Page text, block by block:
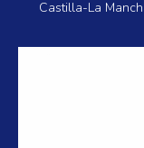
Castilla-La